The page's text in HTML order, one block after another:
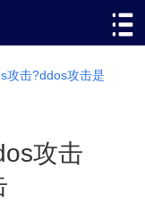
攻击?ddos攻击是
攻击